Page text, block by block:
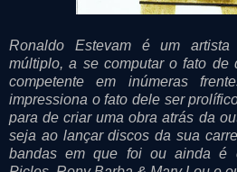
Ronaldo Estevam é um
múltiplo, a se computar o fato de
competente em inúmeras
impressiona o fato dele ser
para de criar uma obra atrás da
seja ao lançar discos da sua
bandas em que foi ou ainda é